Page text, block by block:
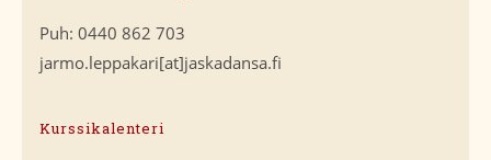
Puh: 0440 862 703
jarmo.leppakari[at]jaskadansa.fi
Kurssikalenteri